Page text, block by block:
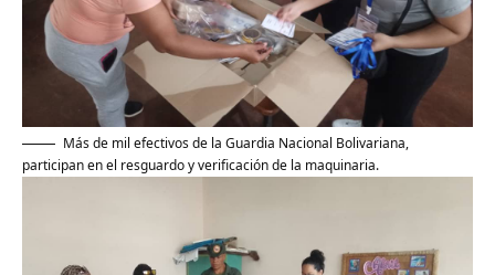
Más de mil efectivos de la Guardia Nacional Bolivariana,
participan en el resguardo y verificación de la maquinaria.